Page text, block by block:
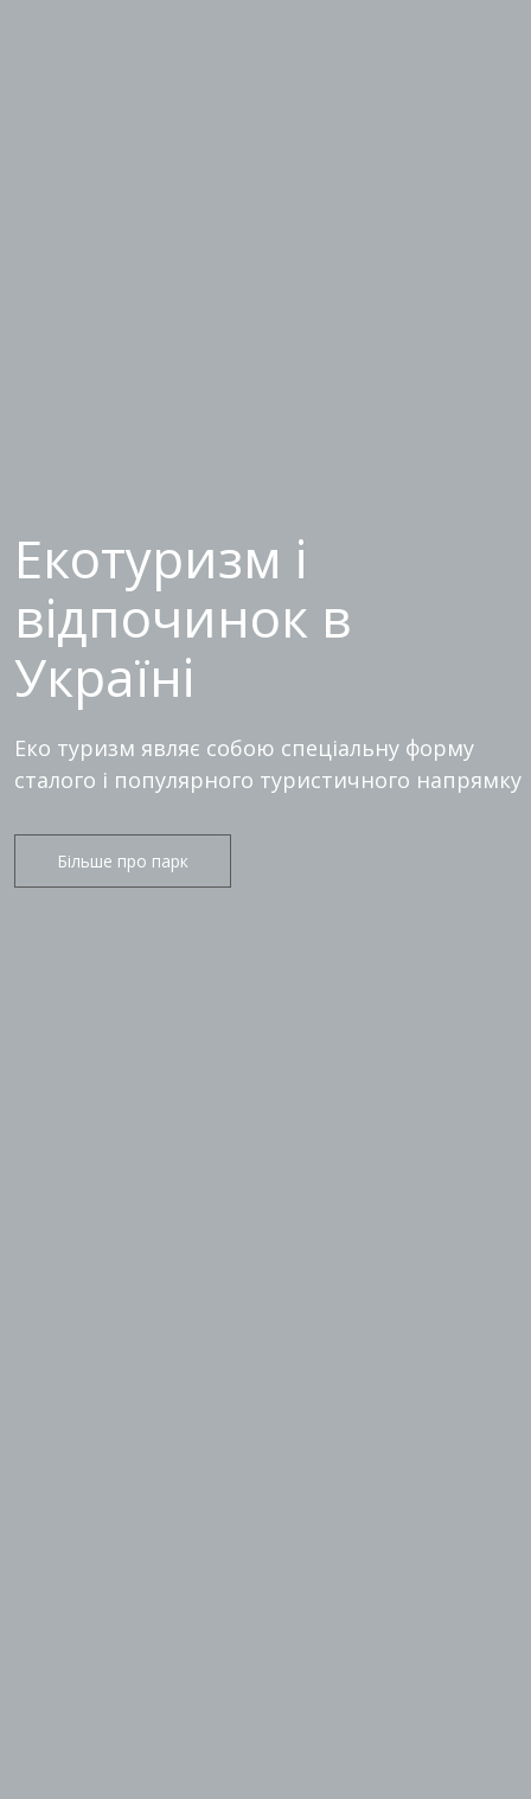
Екотуризм і
відпочинок в
Україні
Еко туризм являє собою спеціальну форму
сталого і популярного туристичного напрямку
Більше про парк